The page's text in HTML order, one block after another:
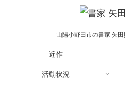
山陽小野田市の書家 矢
近作
活動状況